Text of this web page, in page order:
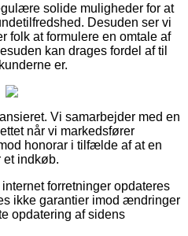
solide muligheder for at
Desuden ser vi
folk at formulere en omtale af
kan drages fordel af til
er.
Vi samarbejder med en
når vi markedsfører
honorar i tilfælde af at en
et indkøb.
forretninger opdateres
ikke garantier imod ændringer
opdatering af sidens